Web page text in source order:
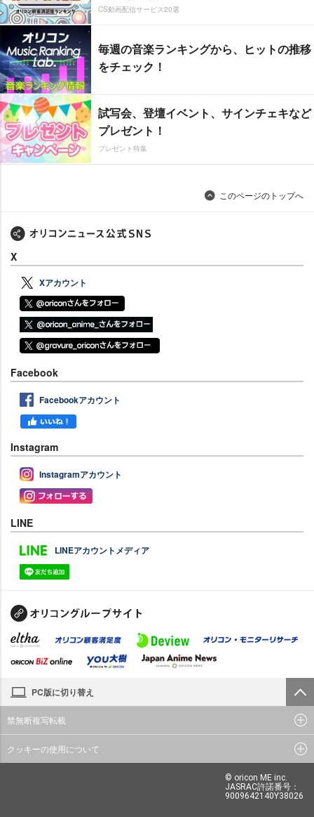
CS動画配信サービス20選
毎週の音楽ランキングから、ヒットの推移
をチェック！
試写会、登壇イベント、サインチェキなど
プレゼント！
プレゼント特集
このページのトップへ
X
Xアカウント
Facebook
Facebookアカウント
Instagram
Instagramアカウント
LINE
LINEアカウントメディア
PC版に切り替え
禁無断複写転載
クッキーの使用について
© oricon ME inc.
JASRAC許諾番号：
9009642140Y38026